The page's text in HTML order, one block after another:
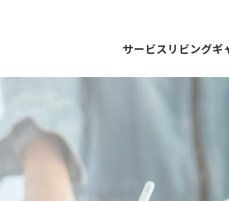
サービス リビングギ